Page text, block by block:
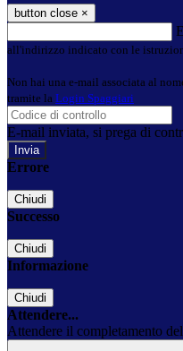
button close ×
all'indirizzo indicato con le
Non hai una e-mail associata al
tramite la Login Spaggiari
E-mail inviata, si prega di
Errore
Chiudi
Successo
Chiudi
Informazione
Chiudi
Attendere...
Attendere il completamento